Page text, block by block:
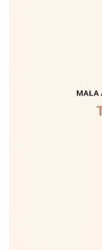
MAŁA